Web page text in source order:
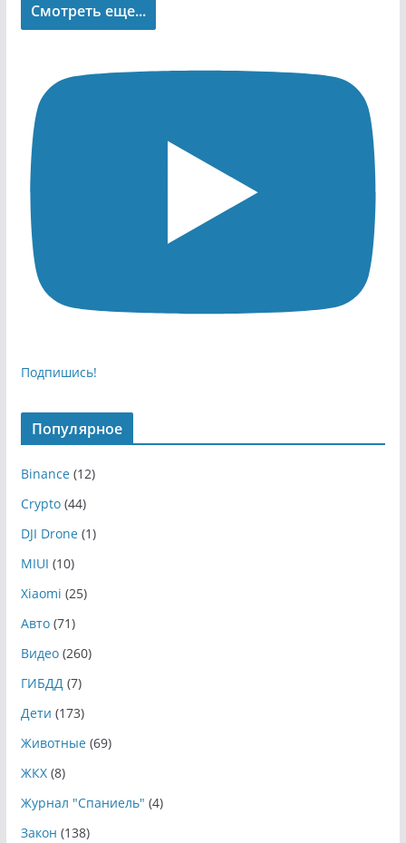
Смотреть еще...
Подпишись!
Популярное
Binance(12)
Crypto(44)
DJI Drone(1)
MIUI (10)
Xiaomi (25)
Авто(71)
Видео(260)
ГИБДД(7)
Дети (173)
Животные(69)
ЖКХ(8)
Журнал "Спаниель" (4)
Закон (138)